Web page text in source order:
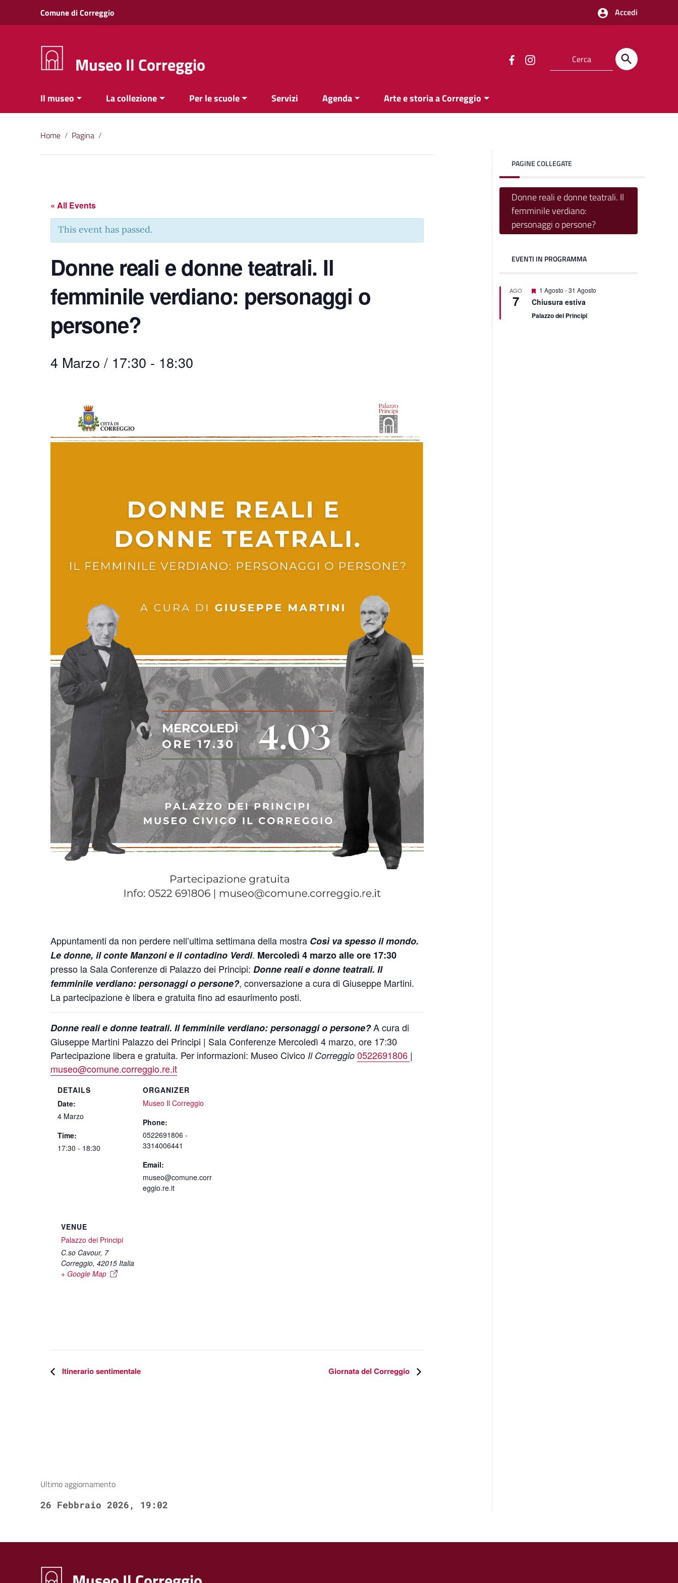
Vai ai contenuti
Vai al menu di navigazione
Comune di Correggio Accedi
Museo Il Correggio
Il museo La collezione Per le scuole Servizi Agenda Arte e storia a Correggio
Home / Pagina /
« All Events
This event has passed.
Donne reali e donne teatrali. Il
femminile verdiano: personaggi o
persone?
4 Marzo / 17:30 - 18:30
Appuntamenti da non perdere nell’ultima settimana della mostra Così va spesso il mondo.
Le donne, il conte Manzoni e il contadino Verdi. Mercoledì 4 marzo alle ore 17:30
presso la Sala Conferenze di Palazzo dei Principi: Donne reali e donne teatrali. Il
femminile verdiano: personaggi o persone?, conversazione a cura di Giuseppe Martini.
La partecipazione è libera e gratuita fino ad esaurimento posti.
Donne reali e donne teatrali. Il femminile verdiano: personaggi o persone?A cura di
Giuseppe Martini Palazzo dei Principi | Sala Conferenze Mercoledì 4 marzo, ore 17:30
Partecipazione libera e gratuita. Per informazioni: Museo Civico Il Correggio 0522691806 |
museo@comune.correggio.re.it
DETAILS
Date:
4 Marzo
Time:
17:30 - 18:30
ORGANIZER
Museo Il Correggio
Phone:
0522691806 -
3314006441
Email:
museo@comune.corr
eggio.re.it
VENUE
Palazzo dei Principi
C.so Cavour, 7
Correggio, 42015 Italia
+ Google Map
Itinerario sentimentale Giornata del Correggio
Ultimo aggiornamento
26 Febbraio 2026, 19:02
PAGINE COLLEGATE
Donne reali e donne teatrali. Il
femminile verdiano:
personaggi o persone?
EVENTI IN PROGRAMMA
AGO
7
Featured
1 Agosto -31 Agosto
Chiusura estiva
Palazzo dei Principi